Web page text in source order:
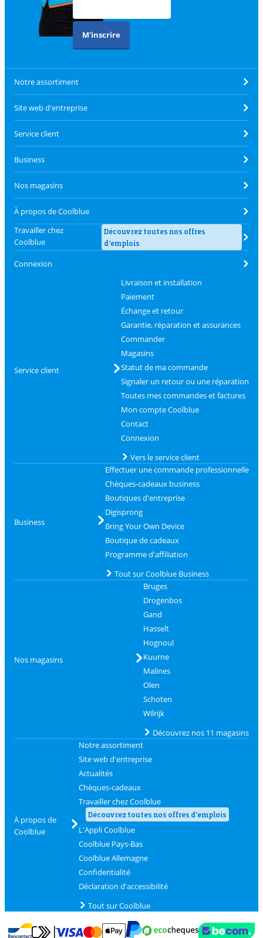
M'inscrire
Notre assortiment
Site web d'entreprise
Service client
Business
Nos magasins
À propos de Coolblue
Travailler chez
Coolblue
Découvrez toutes nos offres
d'emplois
Connexion
Service client
Livraison et installation
Paiement
Échange et retour
Garantie, réparation et assurances
Commander
Magasins
Statut de ma commande
Signaler un retour ou une réparation
Toutes mes commandes et factures
Mon compte Coolblue
Contact
Connexion
Vers le service client
Business
Effectuer une commande professionnelle
Chèques-cadeaux business
Boutiques d'entreprise
Digisprong
Bring Your Own Device
Boutique de cadeaux
Programme d'affiliation
Tout sur Coolblue Business
Nos magasins
Bruges
Drogenbos
Gand
Hasselt
Hognoul
Kuurne
Malines
Olen
Schoten
Wilrijk
Découvrez nos 11 magasins
À propos de
Coolblue
Notre assortiment
Site web d'entreprise
Actualités
Chèques-cadeaux
Travailler chez Coolblue
Découvrez toutes nos offres d'emplois
L'Appli Coolblue
Coolblue Pays-Bas
Coolblue Allemagne
Confidentialité
Déclaration d'accessibilité
Tout sur Coolblue